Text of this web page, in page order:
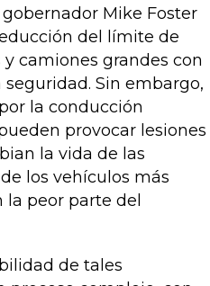
gobernador Mike Foster
del límite de
camiones grandes con
Sin embargo,
la conducción
provocar lesiones
la vida de las
los vehículos más
peor parte del
de tales